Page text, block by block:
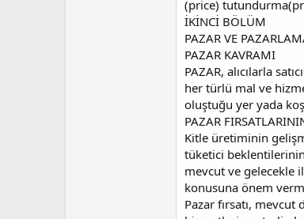
(price)
İKİNCİ BÖLÜM
PAZAR VE
PAZAR KAVRAMI
PAZAR, alıcılarla
her türlü mal ve
oluştuğu yer yada
PAZAR
Kitle üretiminin
tüketici
mevcut ve gelecekle
konusuna önem
Pazar fırsatı,